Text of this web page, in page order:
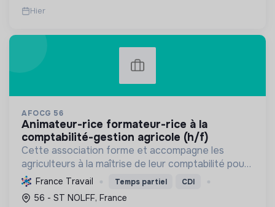
Hier
AFOCG 56
animateur-rice formateur-rice à la
comptabilité-gestion agricole (h/f)
Cette association forme et accompagne les
agriculteurs à la maîtrise de leur comptabilité pour
une gestion autonome et durable de leur
exploitation, favorisant l'échange et la transition
France Travail Temps partiel CDI
56 - ST NOLFF, France